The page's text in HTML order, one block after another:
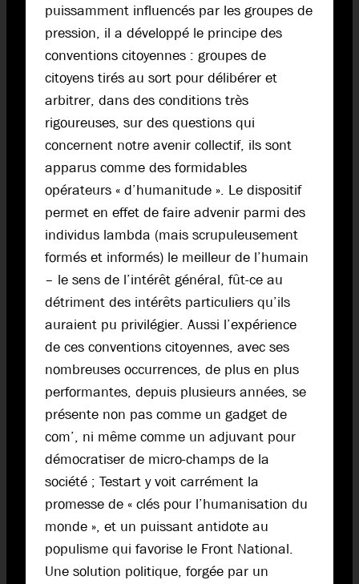
puissamment influencés par les groupes de
pression, il a développé le principe des
conventions citoyennes : groupes de
citoyens tirés au sort pour délibérer et
arbitrer, dans des conditions très
rigoureuses, sur des questions qui
concernent notre avenir collectif, ils sont
apparus comme des formidables
opérateurs « d’humanitude ». Le dispositif
permet en effet de faire advenir parmi des
individus lambda (mais scrupuleusement
formés et informés) le meilleur de l’humain
– le sens de l’intérêt général, fût-ce au
détriment des intérêts particuliers qu’ils
auraient pu privilégier. Aussi l’expérience
de ces conventions citoyennes, avec ses
nombreuses occurrences, de plus en plus
performantes, depuis plusieurs années, se
présente non pas comme un gadget de
com’, ni même comme un adjuvant pour
démocratiser de micro-champs de la
société ; Testart y voit carrément la
promesse de « clés pour l’humanisation du
monde », et un puissant antidote au
populisme qui favorise le Front National.
Une solution politique, forgée par un